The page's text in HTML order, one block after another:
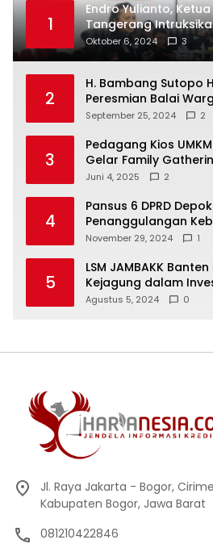
1
Endro Yulianto, Ketua
Tangerang
Masyarakat Dan
Putuskan
Oktober 6, 2024 3
2
H. Bambang Sutopo
Peresmian Balai
Wadah Baru untuk
September 25, 2024 2
3
Pedagang Kios
Gelar Family
Silaturahmi dan
Juni 4, 2025 2
4
Pansus 6 DPRD
Penanggulangan
Keselamatan Warga
November 29, 2024 1
5
LSM JAMBAKK
Kejagung dalam
Walikota Bandar
Agustus 5, 2024 0
Jl. Raya Jakarta - Bogor,
Kabupaten Bogor, Jawa Barat
081210422846